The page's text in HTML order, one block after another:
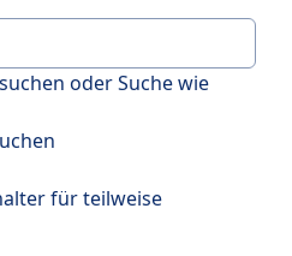
oder Suche wie
für teilweise